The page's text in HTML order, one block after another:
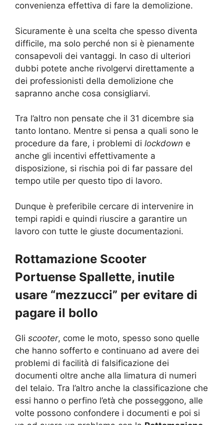
convenienza effettiva di fare la demolizione.
Sicuramente è una scelta che spesso diventa
difficile, ma solo perché non si è pienamente
consapevoli dei vantaggi. In caso di ulteriori
dubbi potete anche rivolgervi direttamente a
dei professionisti della demolizione che
sapranno anche cosa consigliarvi.
Tra l’altro non pensate che il 31 dicembre sia
tanto lontano. Mentre si pensa a quali sono le
procedure da fare, i problemi di lockdown e
anche gli incentivi effettivamente a
disposizione, si rischia poi di far passare del
tempo utile per questo tipo di lavoro.
Dunque è preferibile cercare di intervenire in
tempi rapidi e quindi riuscire a garantire un
lavoro con tutte le giuste documentazioni.
Rottamazione Scooter
Portuense Spallette, inutile
usare “mezzucci” per evitare di
pagare il bollo
Gli scooter, come le moto, spesso sono quelle
che hanno sofferto e continuano ad avere dei
problemi di facilità di falsificazione dei
documenti oltre anche alla limatura di numeri
del telaio. Tra l’altro anche la classificazione che
essi hanno o perfino l’età che posseggono, alle
volte possono confondere i documenti e poi si